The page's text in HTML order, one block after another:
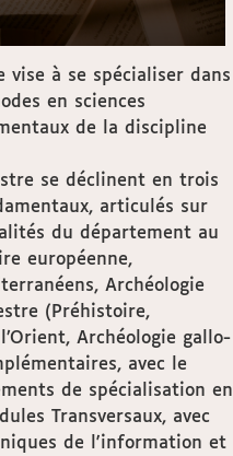
vise à se spécialiser dans
en sciences
de la discipline
se déclinent en trois
articulés sur
du département au
européenne,
Archéologie
(Préhistoire,
Archéologie gallo-
avec le
de spécialisation en
Transversaux, avec
de l'information et